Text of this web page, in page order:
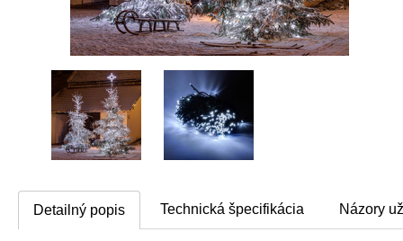
Detailný popis Technická špecifikácia Názory